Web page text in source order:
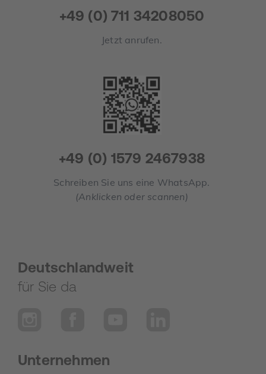
+49 (0) 711 34208050
Jetzt anrufen.
+49 (0) 1579 2467938
Schreiben Sie uns eine WhatsApp.
(Anklicken oder scannen)
Deutschlandweit
für Sie da
Unternehmen